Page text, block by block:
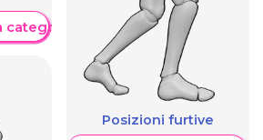
Posizioni furtive